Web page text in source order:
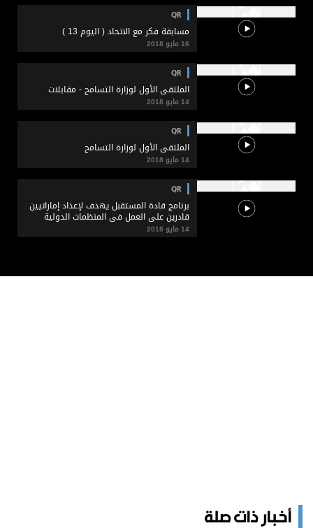
QR
مسابقة فكر مع الاتحاد ( اليوم 13 )
16 مايو 2018
QR
الملتقى الأول لوزارة التسامح - مقابلات
14 مايو 2018
QR
الملتقى الأول لوزارة التسامح
14 مايو 2018
QR
برنامج قادة المستقبل يهدف لإعداد إماراتيين
قادرين على العمل في المنظمات الدولية
14 مايو 2018
أخبار ذات صلة